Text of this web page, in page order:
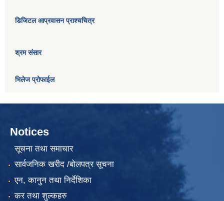
डिजिटल आप्रवासन प्राश्चचित्र
श्रम संसार
भिलेज प्रोफाईल
Notices
सूचना तथा समाचार
सार्वजनिक खरीद /बोलपत्र सूचना
एन, कानुन तथा निर्देशिका
कर तथा शुल्कहरु